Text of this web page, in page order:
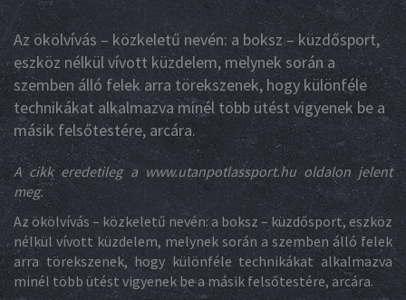
Az ökölvívás – közkeletű nevén: a boksz – küzdősport,
eszköz nélkül vívott küzdelem, melynek során a
szemben álló felek arra törekszenek, hogy különféle
technikákat alkalmazva minél több ütést vigyenek be a
másik felsőtestére, arcára.
A cikk eredetileg a www.utanpotlassport.hu oldalon jelent
meg.
Az ökölvívás – közkeletű nevén: a boksz – küzdősport, eszköz
nélkül vívott küzdelem, melynek során a szemben álló felek
arra törekszenek, hogy különféle technikákat alkalmazva
minél több ütést vigyenek be a másik felsőtestére, arcára.